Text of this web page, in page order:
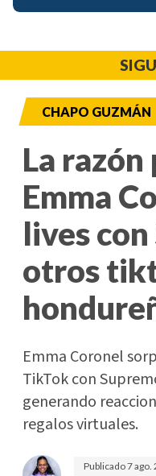
CHAPO GUZMÁN
La razón
Emma
lives
otros
Emma Coronel
TikTok con
generando
regalos virtuales.
Publicado7 ago.